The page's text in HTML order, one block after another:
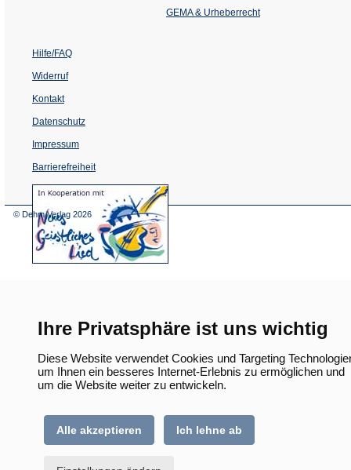
Ihre Privatsphäre ist uns wichtig
Diese Website verwendet Cookies und Targeting
um Ihnen ein besseres Internet-Erlebnis zu ermöglichen und
um die Website weiter zu entwickeln.
Alle akzeptieren Ich lehne ab
Tab)
GEMA & Urheberrecht
Hilfe/FAQ
Widerruf
Kontakt
Datenschutz
Impressum
Barrierefreiheit
(Öffnet
in
© Dehm Verlag 2026